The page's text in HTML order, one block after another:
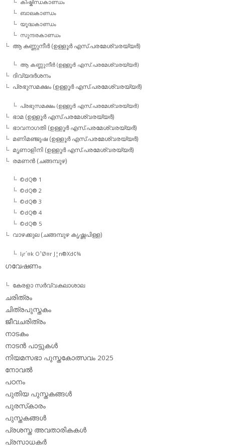
കിഷ്കിന്ധകാണ്ഡം
ബാലകാണ്ഡം
യൂദ്ധകാണ്ഡം
സുന്ദരകാണ്ഡം
ആ കണ്ണുനീര്‍ (ഉള്ളൂര്‍ എസ്.പരമേശ്വരയ്യര്‍)
ആ കണ്ണുനീര്‍ (ഉള്ളൂര്‍ എസ്.പരമേശ്വരയ്യര്‍)
ദിവ്യദര്‍ശനം
പ്രഭുസമക്ഷം (ഉള്ളൂര്‍ എസ്.പരമേശ്വരയ്യര്‍)
പ്രഭുസമക്ഷം (ഉള്ളൂര്‍ എസ്.പരമേശ്വരയ്യര്‍)
ഭാമ (ഉള്ളൂര്‍ എസ്.പരമേശ്വരയ്യര്‍)
ഭാവനാഗതി (ഉള്ളൂര്‍ എസ്.പരമേശ്വരയ്യര്‍)
മണിമഞ്ജുഷ (ഉള്ളൂര്‍ എസ്.പരമേശ്വരയ്യര്‍)
മൃണാളിനി (ഉള്ളൂര്‍ എസ്.പരമേശ്വരയ്യര്‍)
രമണന്‍ (ചങ്ങമ്പുഴ)
©dQ® 1
©dQ® 2
©dQ® 3
©dQ® 4
©dQ® 5
വാഴക്കുല (ചങ്ങമ്പുഴ കൃഷ്ണപിള്ള)
l¡r´¤k O¹Ø¤r J¦n®Xd¢¾
ഗവേഷണം
കേരളാ സര്‍വ്വകലാശാല
ചരിത്രം
ചിത്രപുസ്തകം
ജീവചരിത്രം
നാടകം
നാടന്‍ പാട്ടുകള്‍
നിയമസഭാ പുസ്തകോത്സവം 2025
നോവല്‍
പഠനം
പുതിയ പുസ്തകങ്ങള്‍
പുരസ്‌കാരം
പുസ്തകങ്ങള്‍
പ്രശസ്ത അവതാരികകള്‍
പ്രസാധകര്‍